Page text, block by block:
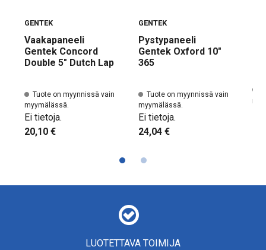
GENTEK
Vaakapaneeli
Gentek Concord
Double 5" Dutch Lap
Tuote on myynnissä vain
myymälässä.
Ei tietoja.
20,10 €
GENTEK
Pystypaneeli
Gentek Oxford 10"
365
Tuote on myynnissä vain
myymälässä.
Ei tietoja.
24,04 €
LUOTETTAVA TOIMIJA